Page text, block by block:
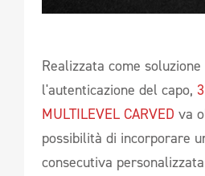
Realizzata come
l'autenticazione del capo,
MULTILEVEL CARVED va
possibilità di incorporare
consecutiva